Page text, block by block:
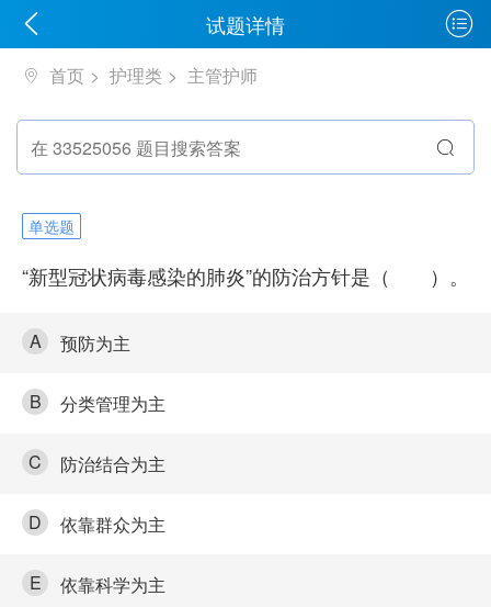
试题详情
首页 护理类 主管护师
单选题
“新型冠状病毒感染的肺炎”的防治方针是（ ）。
A 预防为主
B 分类管理为主
C 防治结合为主
D 依靠群众为主
E 依靠科学为主